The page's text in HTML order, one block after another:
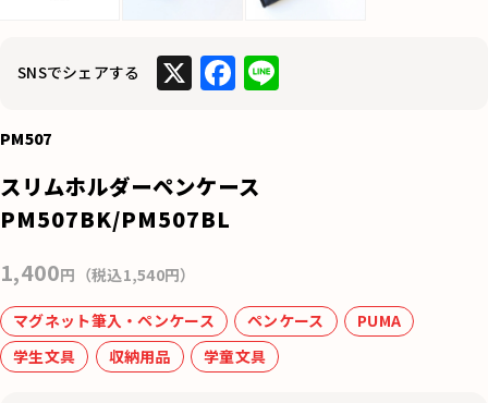
SNSでシェアする X F
e
b
k
Li
PM507
スリムホルダーペンケース
PM507BK/PM507BL
1,400円（税込1,540円）
マグネット筆入・ペンケース ペンケース
PUMA
学生文具
収納用品 学童文具